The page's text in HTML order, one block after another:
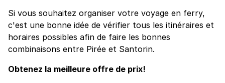
Si vous souhaitez organiser votre voyage en ferry,
c'est une bonne idée de vérifier tous les itinéraires et
horaires possibles afin de faire les bonnes
combinaisons entre Pirée et Santorin.
Obtenez la meilleure offre de prix!